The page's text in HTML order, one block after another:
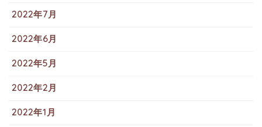
2022年7月
2022年6月
2022年5月
2022年2月
2022年1月